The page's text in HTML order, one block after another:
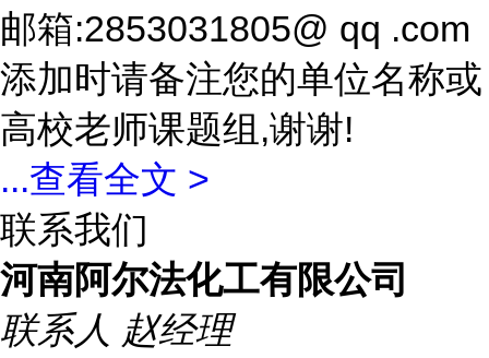
邮箱:2853031805@ qq .com
添加时请备注您的单位名称或
高校老师课题组,谢谢!
...查看全文 >
联系我们
河南阿尔法化工有限公司
联系人 赵经理